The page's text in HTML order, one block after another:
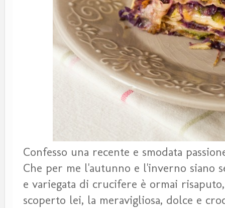
Confesso una recente e smodata
Che per me l'autunno e l'inverno siano
e variegata di crucifere è ormai
scoperto lei, la meravigliosa, dolce e